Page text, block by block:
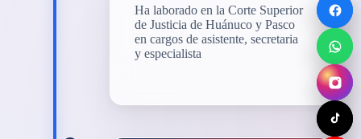
Ha laborado en la Corte Superior
de Justicia de Huánuco y Pasco
en cargos de asistente, secretaria
y especialista